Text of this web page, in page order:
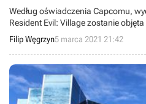
Według oświadczenia Capcomu,
Resident Evil: Village zostanie
standardami krajowej organizacji
Filip Węgrzyn5 marca 2021 21:42